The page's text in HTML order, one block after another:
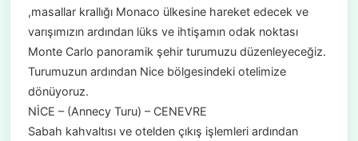
,masallar krallığı Monaco ülkesine hareket edecek ve
varışımızın ardından lüks ve ihtişamın odak noktası
Monte Carlo panoramik şehir turumuzu düzenleyeceğiz.
Turumuzun ardından Nice bölgesindeki otelimize
dönüyoruz.
NİCE – (Annecy Turu) – CENEVRE
Sabah kahvaltısı ve otelden çıkış işlemleri ardından